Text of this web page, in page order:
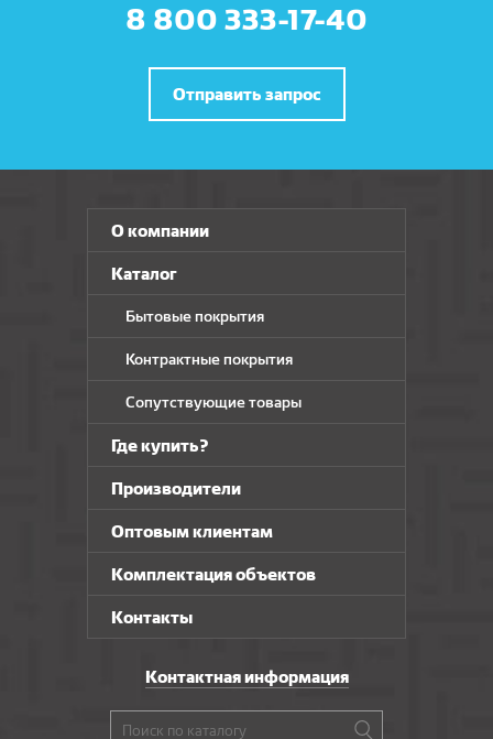
8 800 333-17-40
Отправить запрос
О компании
Каталог
Бытовые покрытия
Контрактные покрытия
Сопутствующие товары
Где купить?
Производители
Оптовым клиентам
Комплектация объектов
Контакты
Контактная информация